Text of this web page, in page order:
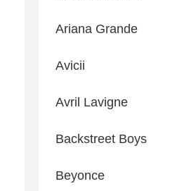
Ariana Grande
Avicii
Avril Lavigne
Backstreet Boys
Beyonce